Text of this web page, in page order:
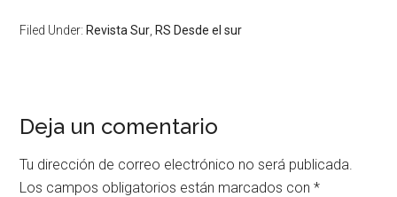
Filed Under: Revista Sur RS Desde el sur
Deja un comentario
Tu dirección de correo electrónico no será publicada.
Los campos obligatorios están marcados con*